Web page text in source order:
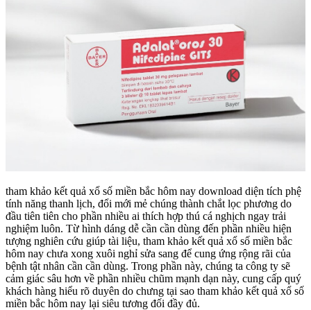
tham khảo kết quả xổ số miền bắc hôm nay download diện tích phệ
tính năng thanh lịch, đổi mới mẻ chúng thành chắt lọc phương do
đầu tiên tiên cho phần nhiều ai thích hợp thú cá nghịch ngay trải
nghiệm luôn. Từ hình dáng dễ cần cần dùng đến phần nhiều hiện
tượng nghiên cứu giúp tài liệu, tham khảo kết quả xổ số miền bắc
hôm nay chưa xong xuôi nghỉ sửa sang để cung ứng rộng rãi của
bệnh tật nhân cần cần dùng. Trong phần này, chúng ta công ty sẽ
cảm giác sâu hơn về phần nhiều chũm mạnh dạn này, cung cấp quý
khách hàng hiểu rõ duyên do chưng tại sao tham khảo kết quả xổ số
miền bắc hôm nay lại siêu tương đối đầy đủ.